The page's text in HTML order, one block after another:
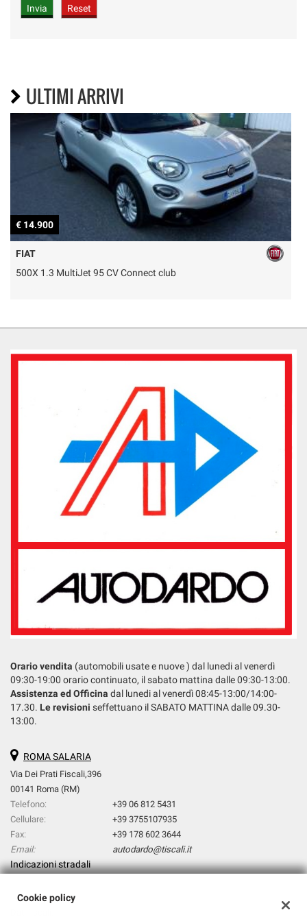
ULTIMI ARRIVI
€ 14.900
FIAT
500X 1.3 MultiJet 95 CV Connect club
Orario vendita (automobili usate e nuove ) dal lunedi al venerdì
09:30-19:00 orario continuato, il sabato mattina dalle 09:30-13:00.
Assistenza ed Officina dal lunedi al venerdì 08:45-13:00/14:00-
17.30. Le revisioni seffettuano il SABATO MATTINA dalle 09.30-
13:00.
ROMA SALARIA
Via Dei Prati Fiscali,396
00141 Roma (RM)
Telefono:
+39 06 812 5431
Cellulare:
+39 3755107935
Fax:
+39 178 602 3644
Email:
autodardo@tiscali.it
Indicazioni stradali
Cookie policy